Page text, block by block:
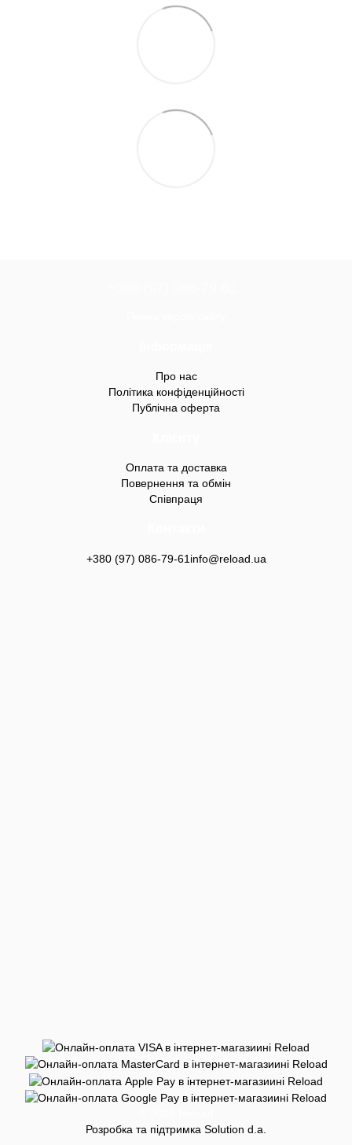
Про нас
Політика конфіденційності
Публічна оферта
Оплата та доставка
Повернення та обмін
Співпраця
+380 (97) 086-79-61 info@reload.ua
Розробка та підтримка Solution d.a.